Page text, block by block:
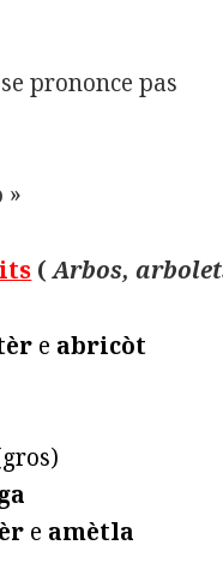
prononce pas
»
(Arbos,
e abricòt
e amètla